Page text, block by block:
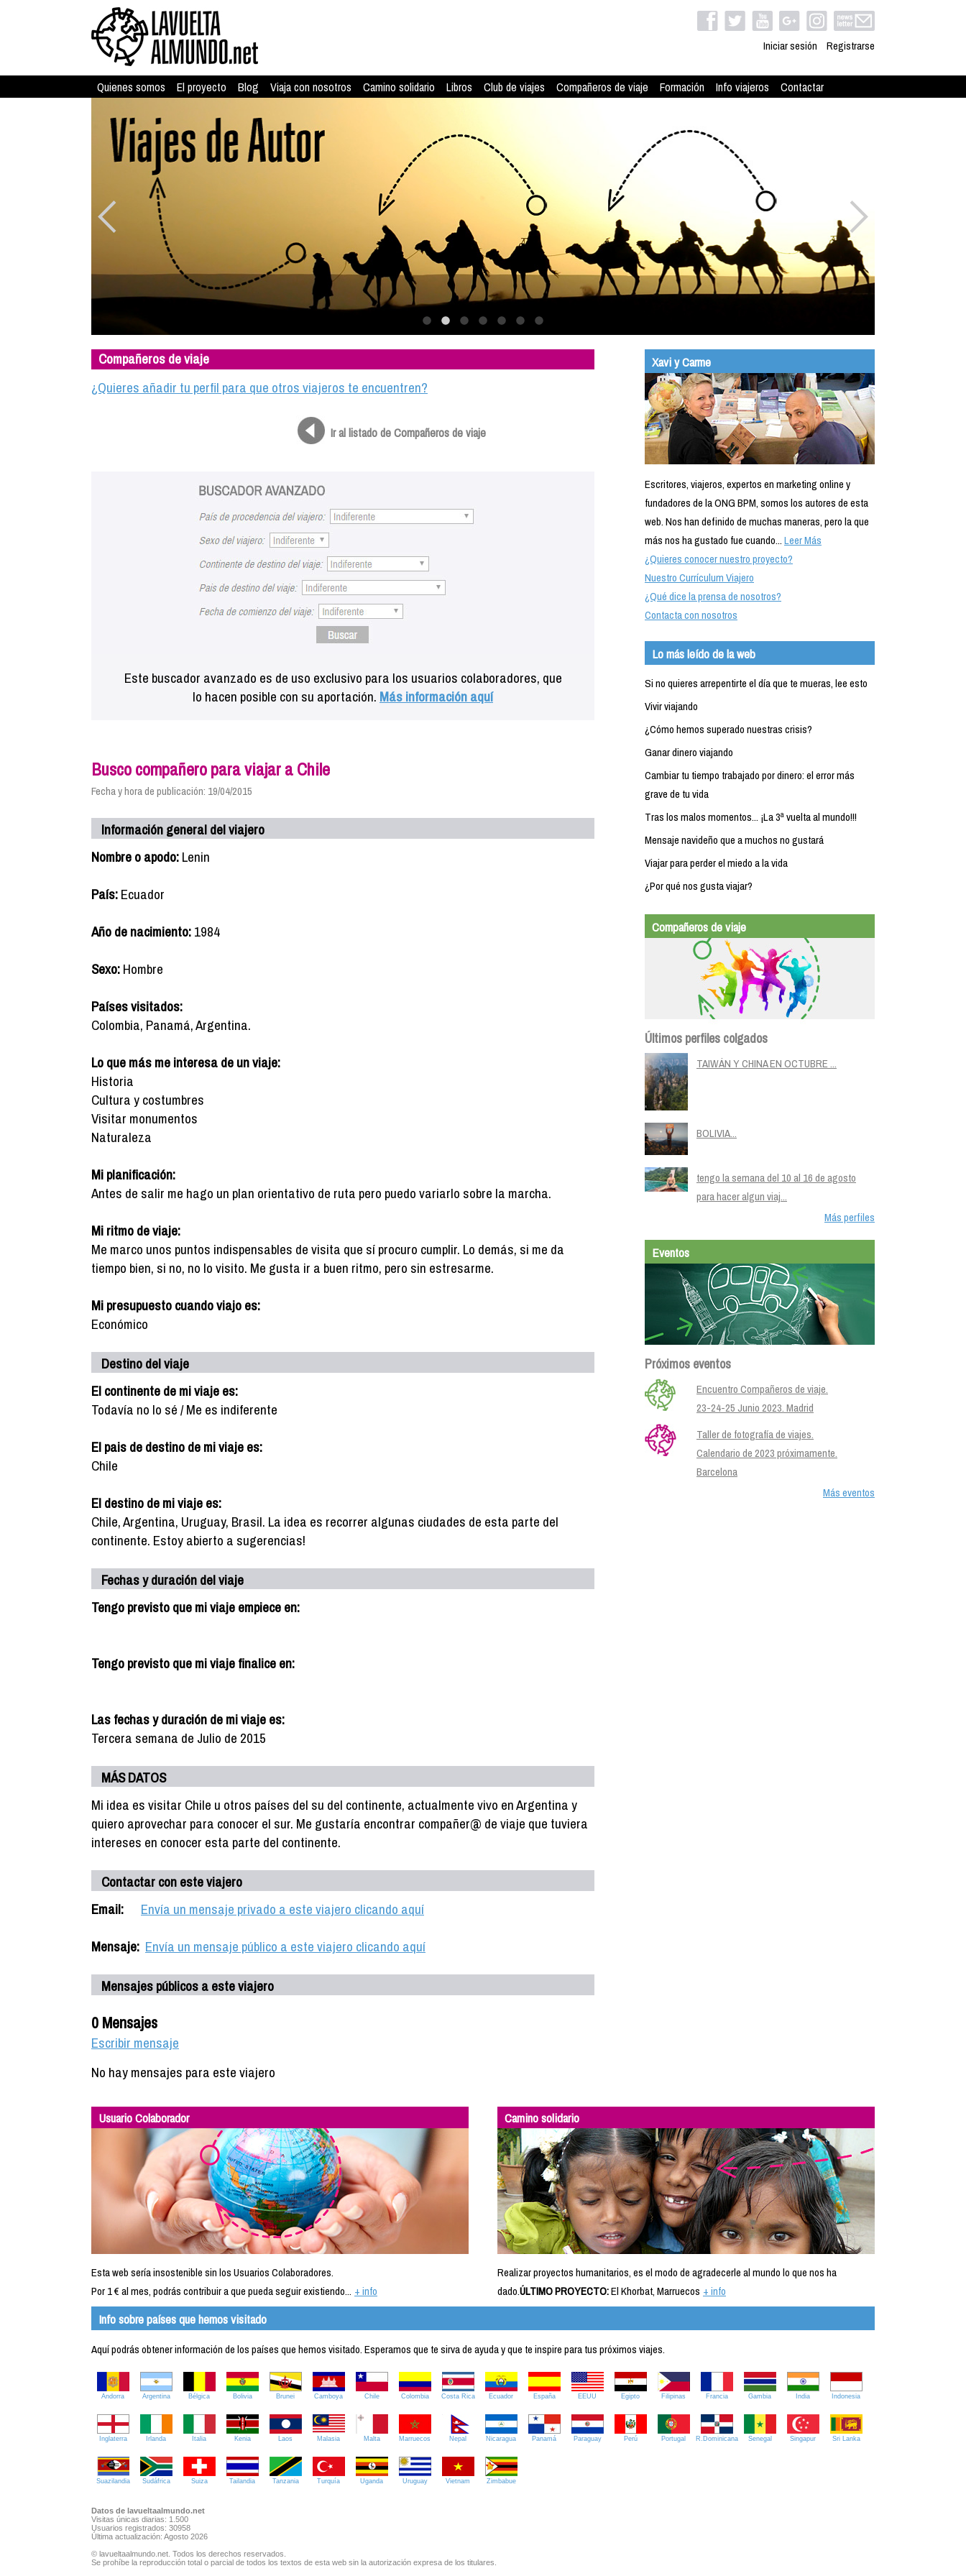
Iniciar sesión Registrarse
Quienes somos El proyecto Blog Viaja con nosotros Camino solidario Libros Club de viajes Compañeros de viaje Formación Info viajeros Contactar
Compañeros de viaje
¿Quieres añadir tu perfil para que otros viajeros te encuentren?
Ir al listado de Compañeros de viaje
Este buscador avanzado es de uso exclusivo para los usuarios colaboradores, que
lo hacen posible con su aportación. Más información aquí
Busco compañero para viajar a Chile
Fecha y hora de publicación: 19/04/2015
Información general del viajero
Nombre o apodo:Lenin
País:Ecuador
Año de nacimiento:1984
Sexo:Hombre
Países visitados:
Colombia, Panamá, Argentina.
Lo que más me interesa de un viaje:
Historia
Cultura y costumbres
Visitar monumentos
Naturaleza
Mi planificación:
Antes de salir me hago un plan orientativo de ruta pero puedo variarlo sobre la marcha.
Mi ritmo de viaje:
Me marco unos puntos indispensables de visita que sí procuro cumplir. Lo demás, si me da
tiempo bien, si no, no lo visito. Me gusta ir a buen ritmo, pero sin estresarme.
Mi presupuesto cuando viajo es:
Económico
Destino del viaje
El continente de mi viaje es:
Todavía no lo sé / Me es indiferente
El pais de destino de mi viaje es:
Chile
El destino de mi viaje es:
Chile, Argentina, Uruguay, Brasil. La idea es recorrer algunas ciudades de esta parte del
continente. Estoy abierto a sugerencias!
Fechas y duración del viaje
Tengo previsto que mi viaje empiece en:
Tengo previsto que mi viaje finalice en:
Las fechas y duración de mi viaje es:
Tercera semana de Julio de 2015
MÁS DATOS
Mi idea es visitar Chile u otros países del su del continente, actualmente vivo en Argentina y
quiero aprovechar para conocer el sur. Me gustaría encontrar compañer@ de viaje que tuviera
intereses en conocer esta parte del continente.
Contactar con este viajero
Email:
Envía un mensaje privado a este viajero clicando aquí
Mensaje: Envía un mensaje público a este viajero clicando aquí
Mensajes públicos a este viajero
0 Mensajes
Escribir mensaje
No hay mensajes para este viajero
Xavi y Carme
Escritores, viajeros, expertos en marketing online y
fundadores de la ONG BPM, somos los autores de esta
web. Nos han definido de muchas maneras, pero la que
más nos ha gustado fue cuando...Leer Más
¿Quieres conocer nuestro proyecto?
Nuestro Currículum Viajero
¿Qué dice la prensa de nosotros?
Contacta con nosotros
Lo más leído de la web
Si no quieres arrepentirte el día que te mueras, lee esto
Vivir viajando
¿Cómo hemos superado nuestras crisis?
Ganar dinero viajando
Cambiar tu tiempo trabajado por dinero: el error más
grave de tu vida
Tras los malos momentos... ¡La 3ª vuelta al mundo!!!
Mensaje navideño que a muchos no gustará
Viajar para perder el miedo a la vida
¿Por qué nos gusta viajar?
Compañeros de viaje
Últimos perfiles colgados
TAIWÁN Y CHINA EN OCTUBRE ...
BOLIVIA...
tengo la semana del 10 al 16 de agosto
para hacer algun viaj...
Más perfiles
Eventos
Próximos eventos
Encuentro Compañeros de viaje.
23-24-25 Junio 2023. Madrid
Taller de fotografía de viajes.
Calendario de 2023 próximamente.
Barcelona
Más eventos
Usuario Colaborador
Esta web sería insostenible sin los Usuarios Colaboradores.
Por 1 € al mes, podrás contribuir a que pueda seguir existiendo... + info
Camino solidario
Realizar proyectos humanitarios, es el modo de agradecerle al mundo lo que nos ha
dado.ÚLTIMO PROYECTO:El Khorbat, Marruecos + info
Info sobre países que hemos visitado
Aquí podrás obtener información de los países que hemos visitado. Esperamos que te sirva de ayuda y que te inspire para tus próximos viajes.
Andorra Argentina Bélgica Bolivia Brunei Camboya Chile Colombia Costa Rica Ecuador España EEUU Egipto Filipinas Francia Gambia India Indonesia
Inglaterra Irlanda Italia Kenia Laos Malasia Malta Marruecos Nepal Nicaragua Panamá Paraguay Perú Portugal R.Dominicana Senegal Singapur Sri Lanka
Suazilandia Sudáfrica Suiza Tailandia Tanzania Turquía Uganda Uruguay Vietnam Zimbabue
Datos de lavueltaalmundo.net
Visitas únicas diarias: 1.500
Usuarios registrados: 30958
Última actualización: Agosto 2026
© lavueltaalmundo.net. Todos los derechos reservados.
Se prohíbe la reproducción total o parcial de todos los textos de esta web sin la autorización expresa de los titulares.